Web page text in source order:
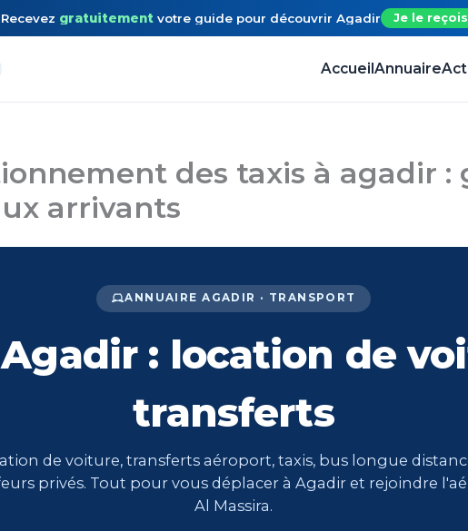
Recevez gratuitement votre guide pour découvrir Agadir Je le reçois
AccueilAnnuaire
des taxis à agadir
arrivants
ANNUAIRE AGADIR · TRANSPORT
: location de
transferts
de voiture, transferts aéroport, taxis, bus longue
privés. Tout pour vous déplacer à Agadir et rejoindre
Al Massira.